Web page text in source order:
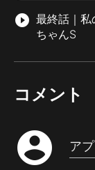
play_circle_filled 最終話｜私
ちゃんS
コメント
account_circle ア